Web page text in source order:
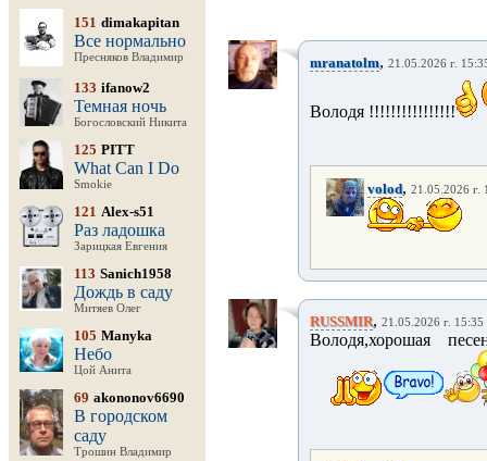
151 dimakapitan
Все нормально
Пресняков Владимир
133 ifanow2
Темная ночь
Богословский Никита
125 PITT
What Can I Do
Smokie
121 Alex-s51
Раз ладошка
Зарицкая Евгения
113 Sanich1958
Дождь в саду
Митяев Олег
105 Manyka
Небо
Цой Анита
69 akononov6690
В городском
саду
Трошин Владимир
mranatolm, 21.05.2026 г.
Володя !!!!!!!!!!!!!!!!
volod, 21.05.2026 г.
RUSSMIR, 21.05.2026 г. 15:35
Володя,хорошая